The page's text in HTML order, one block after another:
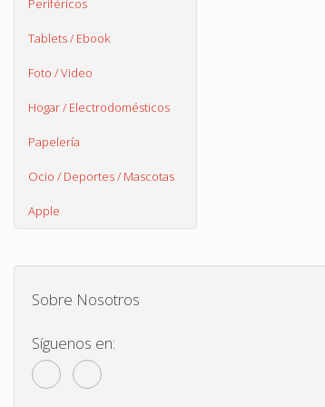
Periféricos
Tablets / Ebook
Foto / Video
Hogar / Electrodomésticos
Papelería
Ocio / Deportes / Mascotas
Apple
Sobre Nosotros
Síguenos en: